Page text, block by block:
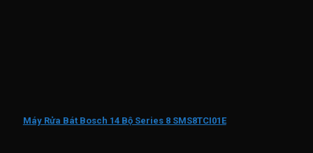
Máy Rửa Bát Bosch 14 Bộ Series 8 SMS8TCI01E